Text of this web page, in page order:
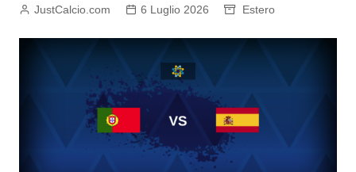
JustCalcio.com 6 Luglio 2026 Estero